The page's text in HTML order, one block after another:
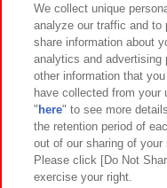
イベント・キャンペー
関連会社 サス
プライバシーポリシー
お取引先さまとと
We collect unique
analyze our traffic and to
share information about
analytics and advertising
other information that
have collected from
" here" to see more
the retention period of
out of our sharing of
Please click [Do Not
exercise your right.